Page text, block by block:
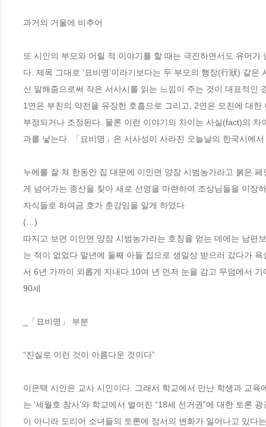
과거의 거울에 비추어
또 시인의 부모와 어릴 적 이야기를 할 때는 극진하면서도 유머
다. 제목 그대로 ‘묘비명’이라기보다는 두 부모의 행장(行狀) 같
신 말해줌으로써 작은 서사시를 읽는 느낌이 주는 것이 대표적인
1연은 부친의 약전을 유장한 호흡으로 그리고, 2연은 모친에 대
부정되거나 조정된다. 물론 이런 이야기의 차이는 사실(fact)의
과를 낳는다. 「묘비명」은 서사성이 사라진 오늘날의 한국시에
누에를 잘 쳐 한동안 집 대문에 이인면 양잠 시범농가라고 붉은
게 넘어가는 종산을 찾아 새로 선영을 마련하여 조상님들을 이장
자식들로 하여금 호가 춘강임을 알게 하였다
(…)
따지고 보면 이인면 양잠 시범농가라는 호칭을 얻는 데에는 남편
는 적이 없었다 말년에 둘째 아들 집으로 생일상 받으러 갔다가
서 6년 가까이 외롭게 지내다 10여 년 먼저 눈을 감고 무덤에서
90세
_「묘비명」 부분
“진실로 이런 것이 아름다운 것이다”
이은택 시인은 교사 시인이다. 그래서 학교에서 만난 학생과 교
는 ‘세월호 참사’와 학교에서 벌어진 “18세 선거권”에 대한 토론
이 아니라 도리어 소녀들의 토론에 정서의 변화가 일어나고 있다